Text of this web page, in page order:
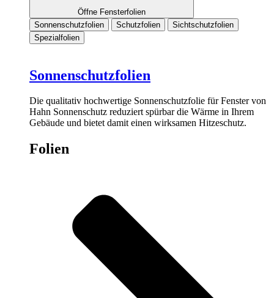
Öffne Fensterfolien
Sonnenschutzfolien
Schutzfolien
Sichtschutzfolien
Spezialfolien
Sonnenschutzfolien
Die qualitativ hochwertige Sonnenschutzfolie für Fenster von
Hahn Sonnenschutz reduziert spürbar die Wärme in Ihrem
Gebäude und bietet damit einen wirksamen Hitzeschutz.
Folien